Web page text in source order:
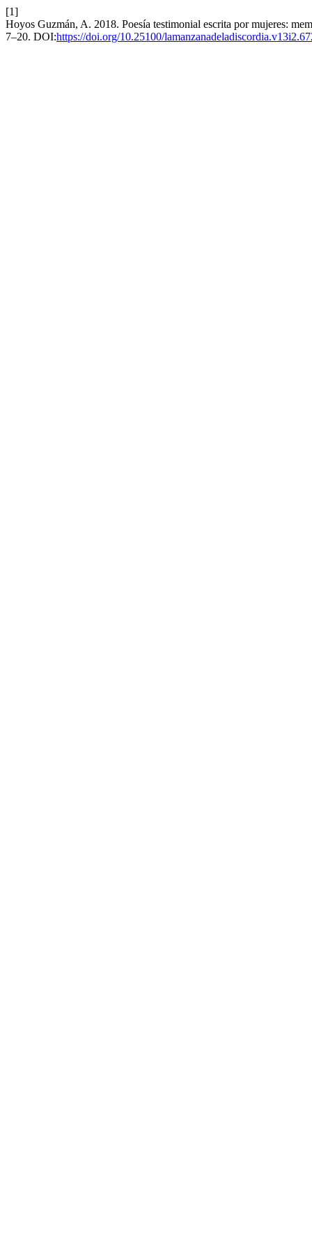
[1]
Hoyos Guzmán, A. 2018. Poesía testimonial escrita por mujeres:
7–20. DOI:https://doi.org/10.25100/